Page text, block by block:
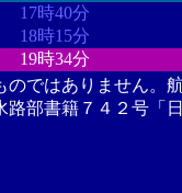
17時40分
18時15分
19時34分
のではありません。
部書籍７４２号「